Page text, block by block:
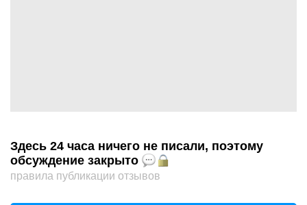
Здесь 24 часа ничего не писали, поэтому
обсуждение закрыто
правила публикации отзывов